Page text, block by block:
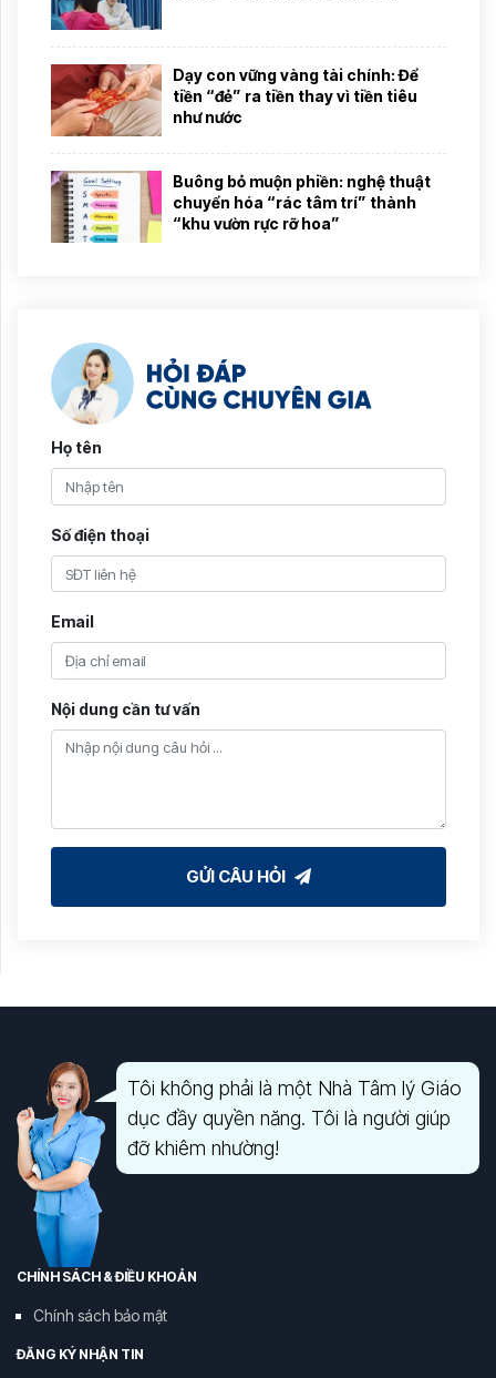
Dạy con vững vàng tài chính: Để
tiền “đẻ” ra tiền thay vì tiền tiêu
như nước
Buông bỏ muộn phiền: nghệ thuật
chuyển hóa “rác tâm trí” thành
“khu vườn rực rỡ hoa”
Họ tên
Số điện thoại
Email
Nội dung cần tư vấn
GỬI CÂU HỎI
Tôi không phải là một Nhà Tâm lý Giáo
dục đầy quyền năng. Tôi là người giúp
đỡ khiêm nhường!
CHÍNH SÁCH & ĐIỀU KHOẢN
Chính sách bảo mật
ĐĂNG KÝ NHẬN TIN